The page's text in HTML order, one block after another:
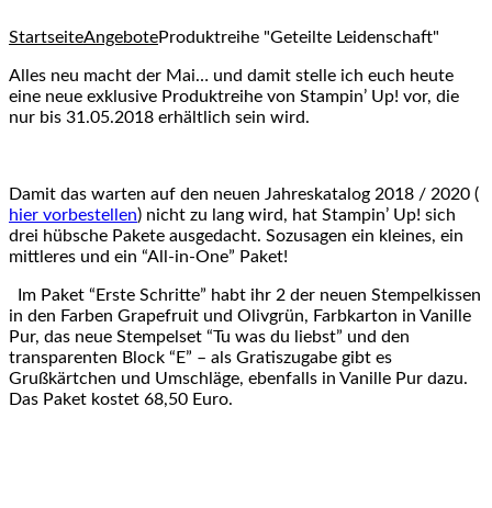
StartseiteAngeboteProduktreihe "Geteilte Leidenschaft"
Alles neu macht der Mai… und damit stelle ich euch heute
eine neue exklusive Produktreihe von Stampin’ Up! vor, die
nur bis 31.05.2018 erhältlich sein wird.
Damit das warten auf den neuen Jahreskatalog 2018 / 2020 (
hier vorbestellen) nicht zu lang wird, hat Stampin’ Up! sich
drei hübsche Pakete ausgedacht. Sozusagen ein kleines, ein
mittleres und ein “All-in-One” Paket!
Im Paket “Erste Schritte” habt ihr 2 der neuen Stempelkissen
in den Farben Grapefruit und Olivgrün, Farbkarton in Vanille
Pur, das neue Stempelset “Tu was du liebst” und den
transparenten Block “E” – als Gratiszugabe gibt es
Grußkärtchen und Umschläge, ebenfalls in Vanille Pur dazu.
Das Paket kostet 68,50 Euro.